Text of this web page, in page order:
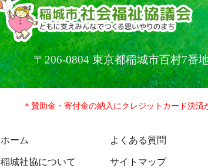
〒206-0804 東京都稲城市百村7番
＊賛助金・寄付金の納入にクレジットカード決
ホーム
稲城社協について
よくある質問
サイトマップ